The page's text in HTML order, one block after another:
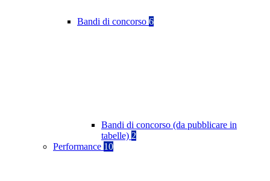
Bandi di concorso 6
Bandi di concorso (da pubblicare in
tabelle) 2
Performance 10